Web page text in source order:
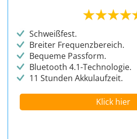
Schweißfest.
Breiter Frequenzbereich.
Bequeme Passform.
Bluetooth 4.1-Technologie.
11 Stunden Akkulaufzeit.
Klick hier